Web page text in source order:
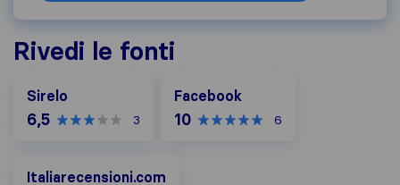
Rivedi le fonti
Sirelo
6,5 3
Facebook
10 6
Italiarecensioni.com